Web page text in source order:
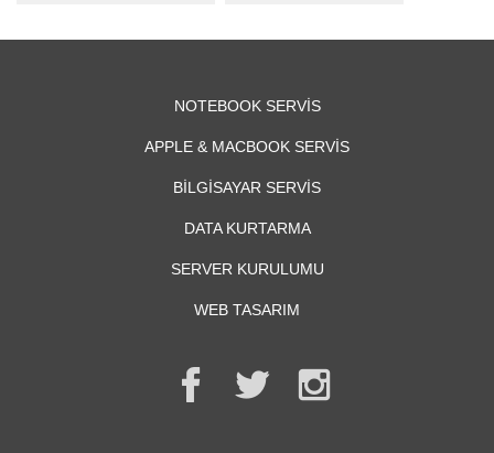
NOTEBOOK SERVIS
APPLE & MACBOOK SERVIS
BILGISAYAR SERVIS
DATA KURTARMA
SERVER KURULUMU
WEB TASARIM